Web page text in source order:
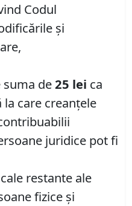
Codul
și
suma de25 lei ca
care creanțele
juridice pot fi
restante ale
fizice și